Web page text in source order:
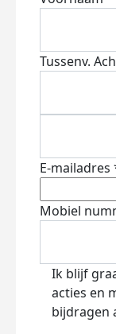
Tussenv.
E-mailadres
Mobiel
Ik blijf
acties en
bijdragen